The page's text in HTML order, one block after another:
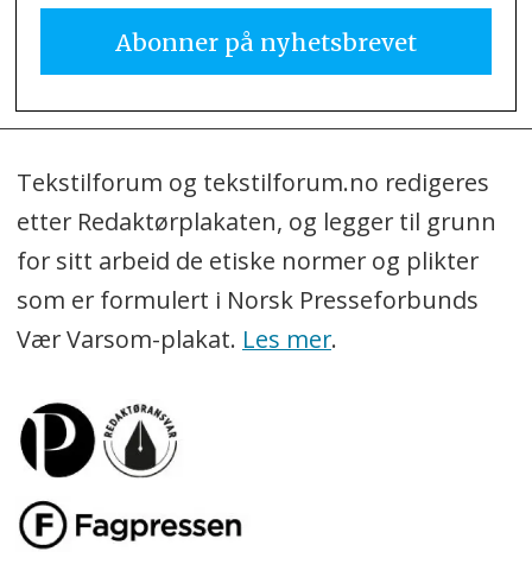
Tekstilforum og tekstilforum.no redigeres
etter Redaktørplakaten, og legger til grunn
for sitt arbeid de etiske normer og plikter
som er formulert i Norsk Presseforbunds
Vær Varsom-plakat. Les mer.